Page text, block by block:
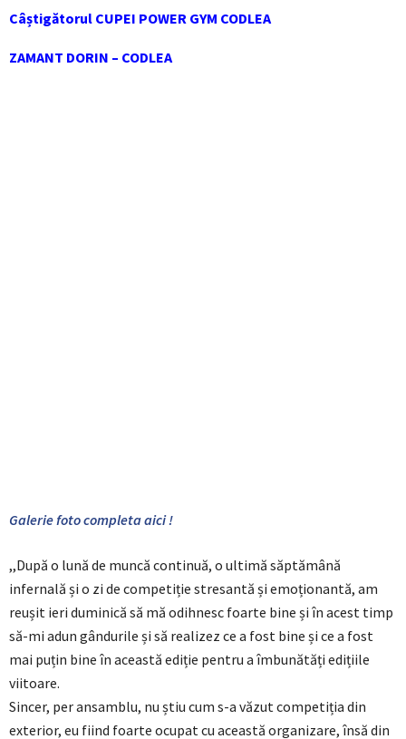
Câștigătorul CUPEI POWER GYM CODLEA
ZAMANT DORIN – CODLEA
Galerie foto completa aici !
,,După o lună de muncă continuă, o ultimă săptămână
infernală și o zi de competiție stresantă și emoționantă, am
reușit ieri duminică să mă odihnesc foarte bine și în acest timp
să-mi adun gândurile și să realizez ce a fost bine și ce a fost
mai puțin bine în această ediție pentru a îmbunătăți edițiile
viitoare.
Sincer, per ansamblu, nu știu cum s-a văzut competiția din
exterior, eu fiind foarte ocupat cu această organizare, însă din